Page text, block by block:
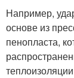
Например,
основе из
пенопласта,